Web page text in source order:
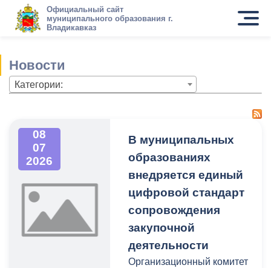
Официальный сайт
муниципального образования г.
Владикавказ
Новости
Категории:
08
07
2026
В муниципальных
образованиях
внедряется единый
цифровой стандарт
сопровождения
закупочной
деятельности
Организационный комитет